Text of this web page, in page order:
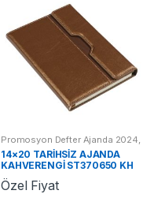
Promosyon Defter Ajanda 2024
Promosyon 2024 Ajandalar
14×20 TARİHSİZ AJANDA
KAHVERENGİ ST370650 KH
Özel Fiyat